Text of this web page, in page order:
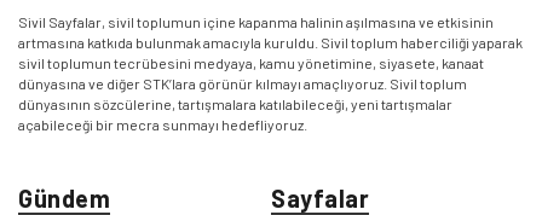
Sivil Sayfalar, sivil toplumun içine kapanma halinin aşılmasına ve etkisinin
artmasına katkıda bulunmak amacıyla kuruldu. Sivil toplum haberciliği yaparak
sivil toplumun tecrübesini medyaya, kamu yönetimine, siyasete, kanaat
dünyasına ve diğer STK’lara görünür kılmayı amaçlıyoruz. Sivil toplum
dünyasının sözcülerine, tartışmalara katılabileceği, yeni tartışmalar
açabileceği bir mecra sunmayı hedefliyoruz.
Gündem Sayfalar